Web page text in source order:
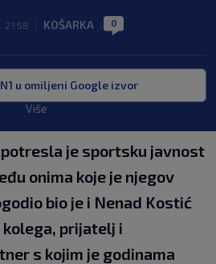
21:58 KOŠARKA 0
u omiljeni Google izvor
Više
je sportsku javnost
onima koje je njegov
bio je i Nenad Kostić
prijatelj i
s kojim je godinama